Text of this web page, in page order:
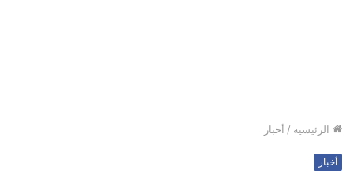
الرئيسية / أخبار
أخبار